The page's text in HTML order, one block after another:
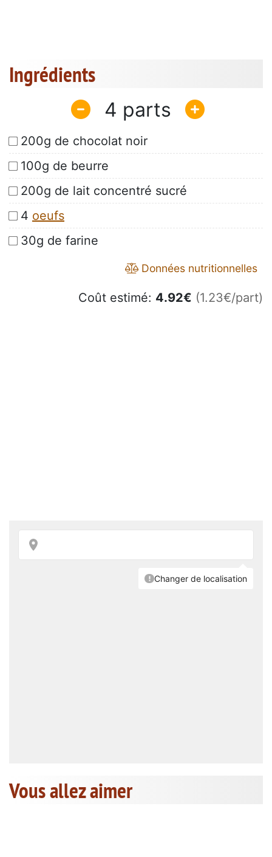
Ingrédients
4
200g de chocolat noir
100g de beurre
200g de lait concentré sucré
4 oeufs
30g de farine
Données nutritionnelles
Coût estimé: 4.92€ (1.23€/part)
Vous allez aimer